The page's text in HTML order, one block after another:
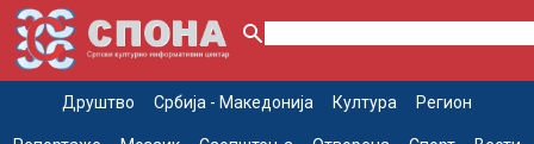
Друштво Србија - Македонија Култура Регион